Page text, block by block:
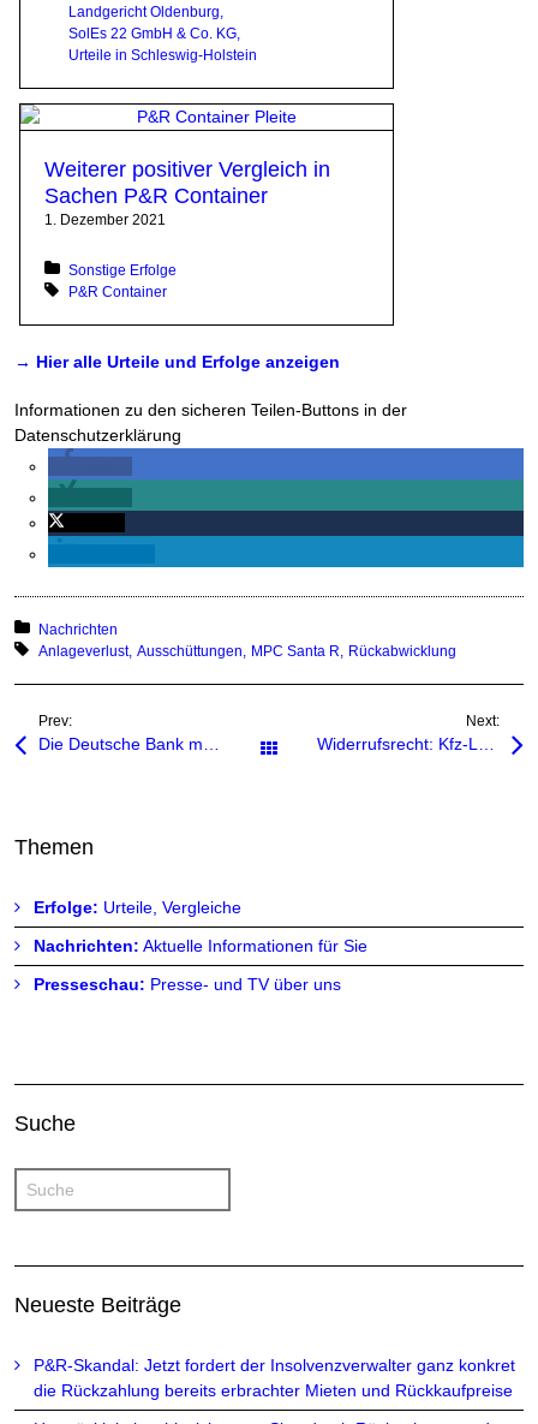
Landgericht Oldenburg
SolEs 22 GmbH & Co. KG
Urteile in Schleswig-Holstein
Weiterer positiver Vergleich in
Sachen P&R Container
1. Dezember 2021
Posted in:
Sonstige Erfolge
Tagged with:
P&R Container
→ Hier alle Urteile und Erfolge anzeigen
Informationen zu den sicheren Teilen-Buttons in der
Datenschutzerklärung
Posted in:
Nachrichten
Tagged with:
Anlageverlust Ausschüttungen MPC Santa R Rückabwicklung
Prev:
Alle Beiträge
Next:
Themen
Erfolge: Urteile, Vergleiche
Nachrichten: Aktuelle Informationen für Sie
Presseschau: Presse- und TV über uns
Suche
Neueste Beiträge
P&R-Skandal: Jetzt fordert der Insolvenzverwalter ganz konkret
die Rückzahlung bereits erbrachter Mieten und Rückkaufpreise